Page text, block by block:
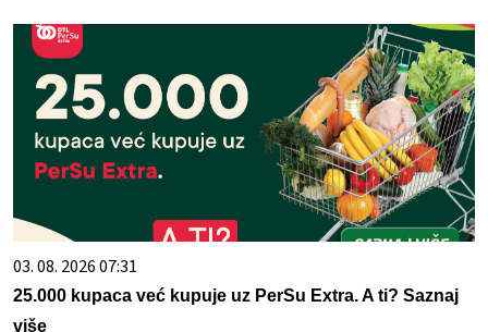
03. 08. 2026 07:31
25.000 kupaca već kupuje uz PerSu Extra. A ti? Saznaj
više